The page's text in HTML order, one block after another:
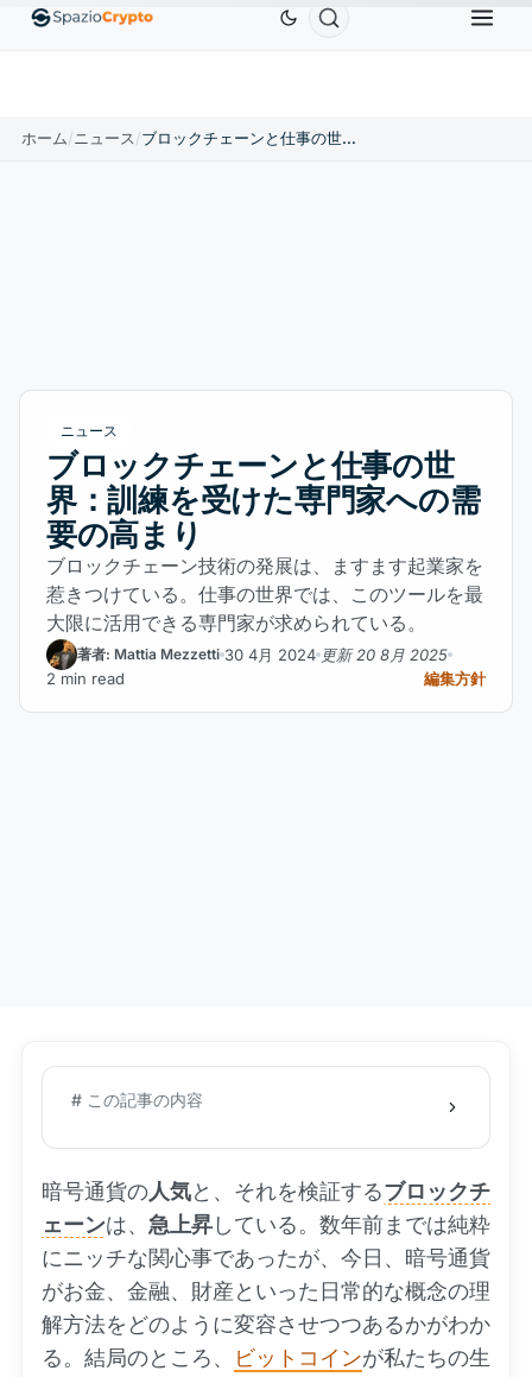
EthereumETH$1,880.58 Tether USDT$0.9991 BNBBNB
ホーム/ニュース/ ブロックチェーンと仕事の世界：訓練を受けた専門家への需要の高まり
ニュース
ブロックチェーンと仕事の世
界：訓練を受けた専門家への需
要の高まり
ブロックチェーン技術の発展は、ますます起業家を
惹きつけている。仕事の世界では、このツールを最
大限に活用できる専門家が求められている。
著者: Mattia Mezzetti 30 4月 2024 更新 20 8月 2025
2 min read
編集方針
# この記事の内容
暗号通貨の人気と、それを検証するブロックチ
ェーンは、 急上昇している。数年前までは純粋
にニッチな関心事であったが、今日、暗号通貨
がお金、金融、財産といった日常的な概念の理
解方法をどのように変容させつつあるかがわか
る。結局のところ、
ビットコインが私たちの生